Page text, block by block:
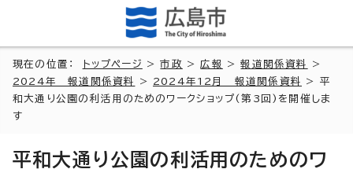
現在の位置： トップページ >市政 >広報 >報道関係資料
>
2024年 報道関係資料
> 2024年12月 報道関係資料
> 平
和大通り公園の利活用のためのワークショップ(第3回)を開催しま
す
平和大通り公園の利活用のためのワ